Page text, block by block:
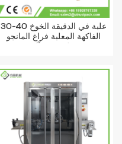
30-40 علبة في الدقيقة الخوخ
الفاكهة المعلبة فراغ المانجو